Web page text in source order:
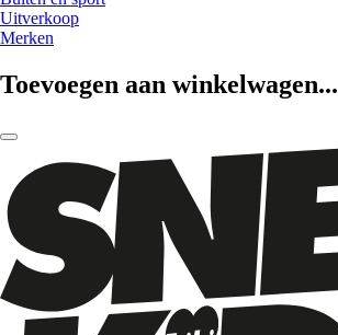
Uitverkoop
Merken
Toevoegen aan winkelwagen...